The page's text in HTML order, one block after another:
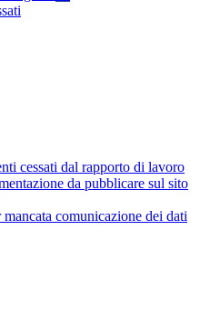
cessati dal rapporto di lavoro
da pubblicare sul sito
mancata comunicazione dei dati